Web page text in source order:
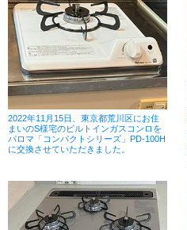
2022年11月15日、東京都荒川区にお住
まいのS様宅のビルトインガスコンロを
パロマ「コンパクトシリーズ」PD-100H
に交換させていただきました。